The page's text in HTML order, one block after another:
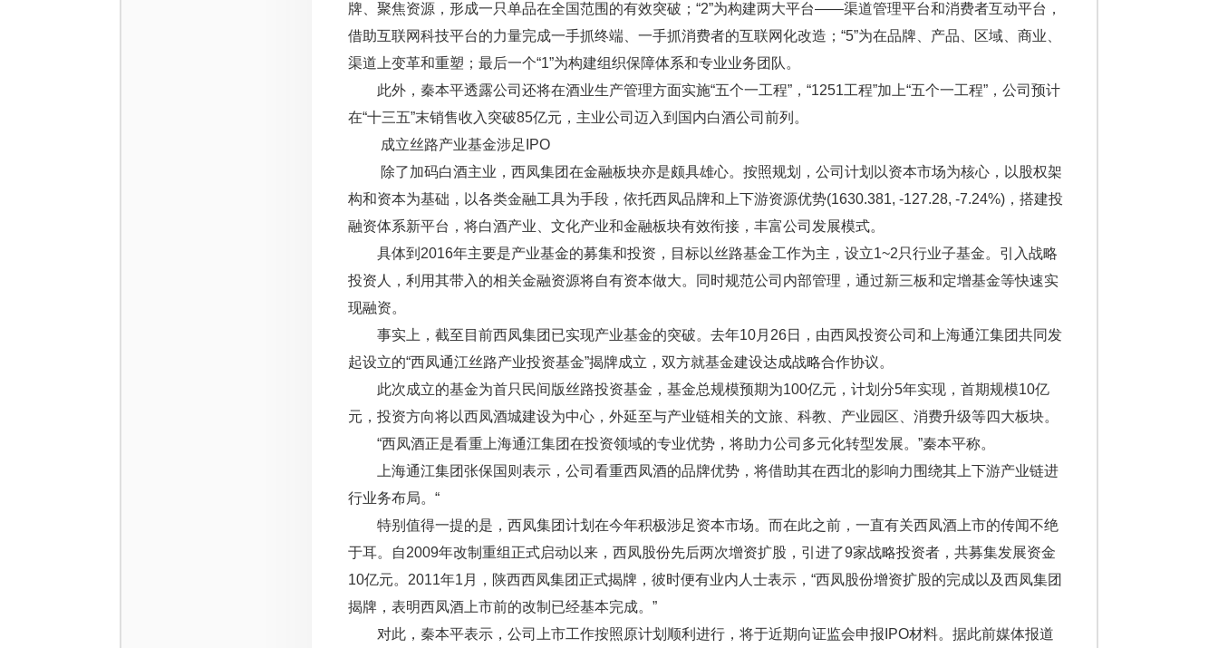
牌、聚焦资源，形成一只单品在全国范围的有效突破；“2”为构建两大平台——渠道管理平台和消费者互动平台，
借助互联网科技平台的力量完成一手抓终端、一手抓消费者的互联网化改造；“5”为在品牌、产品、区域、商业、
渠道上变革和重塑；最后一个“1”为构建组织保障体系和专业业务团队。
此外，秦本平透露公司还将在酒业生产管理方面实施“五个一工程”，“1251工程”加上“五个一工程”，公司预计
在“十三五”末销售收入突破85亿元，主业公司迈入到国内白酒公司前列。
成立丝路产业基金涉足IPO
除了加码白酒主业，西凤集团在金融板块亦是颇具雄心。按照规划，公司计划以资本市场为核心，以股权架
构和资本为基础，以各类金融工具为手段，依托西凤品牌和上下游资源优势(1630.381, -127.28, -7.24%)，搭建投
融资体系新平台，将白酒产业、文化产业和金融板块有效衔接，丰富公司发展模式。
具体到2016年主要是产业基金的募集和投资，目标以丝路基金工作为主，设立1~2只行业子基金。引入战略
投资人，利用其带入的相关金融资源将自有资本做大。同时规范公司内部管理，通过新三板和定增基金等快速实
现融资。
事实上，截至目前西凤集团已实现产业基金的突破。去年10月26日，由西凤投资公司和上海通江集团共同发
起设立的“西凤通江丝路产业投资基金”揭牌成立，双方就基金建设达成战略合作协议。
此次成立的基金为首只民间版丝路投资基金，基金总规模预期为100亿元，计划分5年实现，首期规模10亿
元，投资方向将以西凤酒城建设为中心，外延至与产业链相关的文旅、科教、产业园区、消费升级等四大板块。
“西凤酒正是看重上海通江集团在投资领域的专业优势，将助力公司多元化转型发展。”秦本平称。
上海通江集团张保国则表示，公司看重西凤酒的品牌优势，将借助其在西北的影响力围绕其上下游产业链进
行业务布局。“
特别值得一提的是，西凤集团计划在今年积极涉足资本市场。而在此之前，一直有关西凤酒上市的传闻不绝
于耳。自2009年改制重组正式启动以来，西凤股份先后两次增资扩股，引进了9家战略投资者，共募集发展资金
10亿元。2011年1月，陕西西凤集团正式揭牌，彼时便有业内人士表示，“西凤股份增资扩股的完成以及西凤集团
揭牌，表明西凤酒上市前的改制已经基本完成。”
对此，秦本平表示，公司上市工作按照原计划顺利进行，将于近期向证监会申报IPO材料。据此前媒体报道